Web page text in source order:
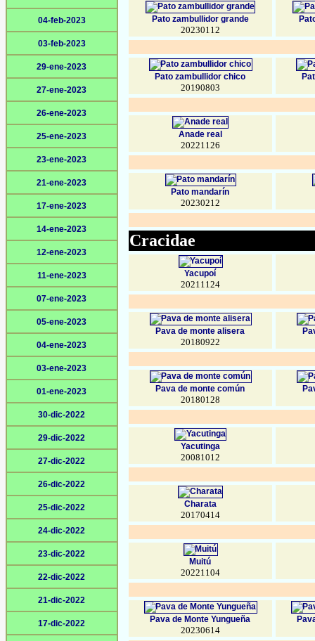
04-feb-2023
03-feb-2023
29-ene-2023
27-ene-2023
26-ene-2023
25-ene-2023
23-ene-2023
21-ene-2023
17-ene-2023
14-ene-2023
12-ene-2023
11-ene-2023
07-ene-2023
05-ene-2023
04-ene-2023
03-ene-2023
01-ene-2023
30-dic-2022
29-dic-2022
27-dic-2022
26-dic-2022
25-dic-2022
24-dic-2022
23-dic-2022
22-dic-2022
21-dic-2022
17-dic-2022
Pato zambullidor grande
20230112
Pato zambullidor chico
20190803
Anade real
20221126
Pato mandarín
20230212
Cracidae
Yacupoí
20211124
Pava de monte alisera
20180922
Pava de monte común
20180128
Yacutinga
20081012
Charata
20170414
Muitú
20221104
Pava de Monte Yungueña
20230614